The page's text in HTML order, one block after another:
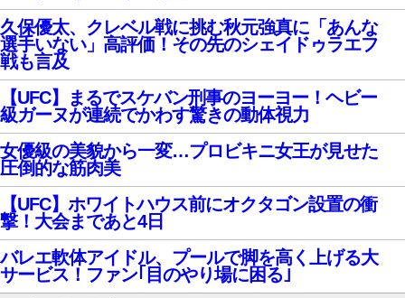
久保優太、クレベル戦に挑む秋元強真に「あんな
選手いない」高評価！その先のシェイドゥラエフ
戦も言及
【UFC】まるでスケバン刑事のヨーヨー！ヘビー
級ガーヌが連続でかわす驚きの動体視力
女優級の美貌から一変…プロビキニ女王が見せた
圧倒的な筋肉美
【UFC】ホワイトハウス前にオクタゴン設置の衝
撃！大会まであと4日
バレエ軟体アイドル、プールで脚を高く上げる大
サービス！ファン｢目のやり場に困る｣